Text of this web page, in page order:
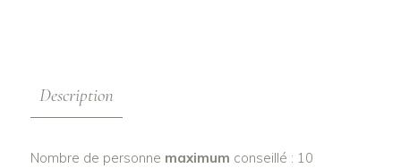
Description
Nombre de personne maximum conseillé : 10